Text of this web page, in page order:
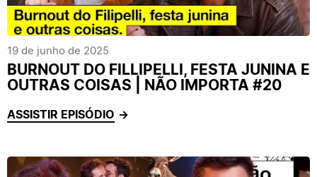
19 de junho de 2025
BURNOUT DO FILLIPELLI, FESTA JUNINA E
OUTRAS COISAS | NÃO IMPORTA #20
ASSISTIR EPISÓDIO